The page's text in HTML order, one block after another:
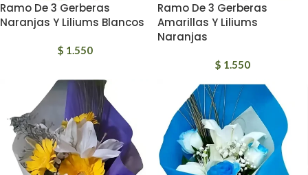
Ramo De 3 Gerberas
Naranjas Y Liliums Blancos
$ 1.550
Ramo De 3 Gerberas
Amarillas Y Liliums
Naranjas
$ 1.550